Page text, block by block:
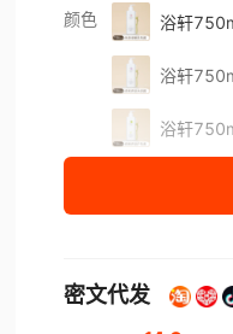
颜色 浴轩
浴轩
浴轩
密文代发